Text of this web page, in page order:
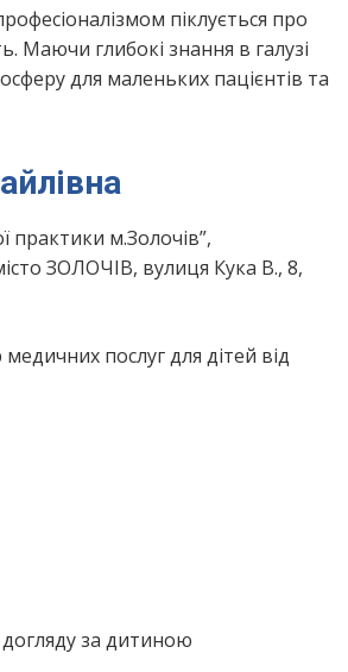
піклується про
Маючи глибокі знання в галузі
для маленьких пацієнтів та
практики м.Золочів”,
ЗОЛОЧІВ, вулиця Кука В., 8,
послуг для дітей від
догляду за дитиною